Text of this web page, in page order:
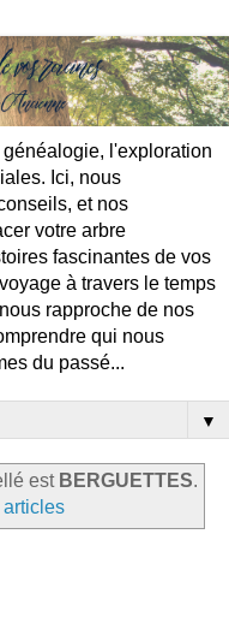
l'exploration
Ici, nous
et nos
votre arbre
fascinantes de vos
à travers le temps
rapproche de nos
qui nous
du passé...
▼
est BERGUETTES.